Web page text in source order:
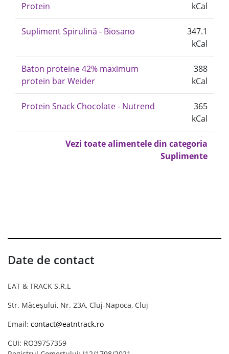
Protein
kCal
Supliment Spirulină - Biosano
347.1
kCal
Baton proteine 42% maximum
protein bar Weider
388
kCal
Protein Snack Chocolate - Nutrend
365
kCal
Vezi toate alimentele din categoria
Suplimente
Date de contact
EAT & TRACK S.R.L
Str. Măceșului, Nr. 23A, Cluj-Napoca, Cluj
Email: contact@eatntrack.ro
CUI: RO39757359